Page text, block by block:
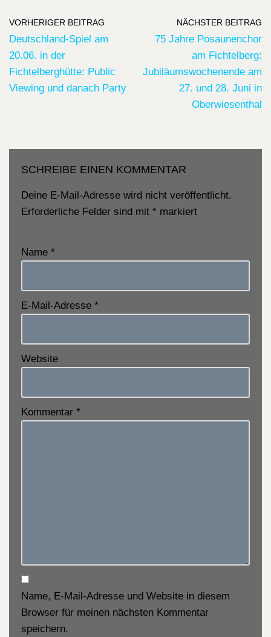
VORHERIGER BEITRAG
Deutschland-Spiel am
20.06. in der
Fichtelberghütte: Public
Viewing und danach Party
NÄCHSTER BEITRAG
75 Jahre Posaunenchor
am Fichtelberg:
Jubiläumswochenende am
27. und 28. Juni in
Oberwiesenthal
SCHREIBE EINEN KOMMENTAR
Deine E-Mail-Adresse wird nicht veröffentlicht.
Erforderliche Felder sind mit * markiert
Name *
E-Mail-Adresse *
Website
Kommentar *
Name, E-Mail-Adresse und Website in diesem
Browser für meinen nächsten Kommentar
speichern.